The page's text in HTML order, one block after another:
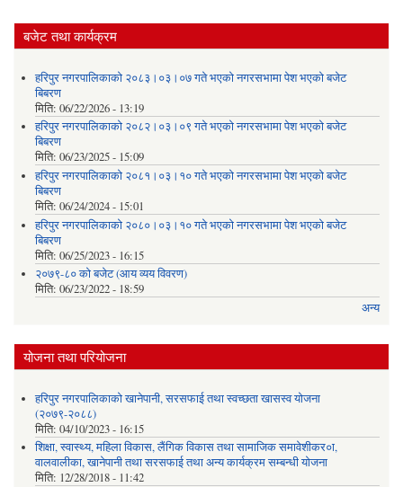
बजेट तथा कार्यक्रम
हरिपुर नगरपालिकाको २०८३।०३।०७ गते भएको नगरसभामा पेश भएको बजेट
बिबरण
मिति: 06/22/2026 - 13:19
हरिपुर नगरपालिकाको २०८२।०३।०९ गते भएको नगरसभामा पेश भएको बजेट
बिबरण
मिति: 06/23/2025 - 15:09
हरिपुर नगरपालिकाको २०८१।०३।१० गते भएको नगरसभामा पेश भएको बजेट
बिबरण
मिति: 06/24/2024 - 15:01
हरिपुर नगरपालिकाको २०८०।०३।१० गते भएको नगरसभामा पेश भएको बजेट
बिबरण
मिति: 06/25/2023 - 16:15
२०७९-८० को बजेट (आय व्यय विवरण)
मिति: 06/23/2022 - 18:59
अन्य
योजना तथा परियोजना
हरिपुर नगरपालिकाको खानेपानी, सरसफाई तथा स्वच्छता खासस्व योजना
(२०७९-२०८८)
मिति: 04/10/2023 - 16:15
शिक्षा, स्वास्थ्य, महिला विकास, लैंगिक विकास तथा सामाजिक समावेशीकर०ा,
वालवालीका, खानेपानी तथा सरसफाई तथा अन्य कार्यक्रम सम्बन्धी योजना
मिति: 12/28/2018 - 11:42